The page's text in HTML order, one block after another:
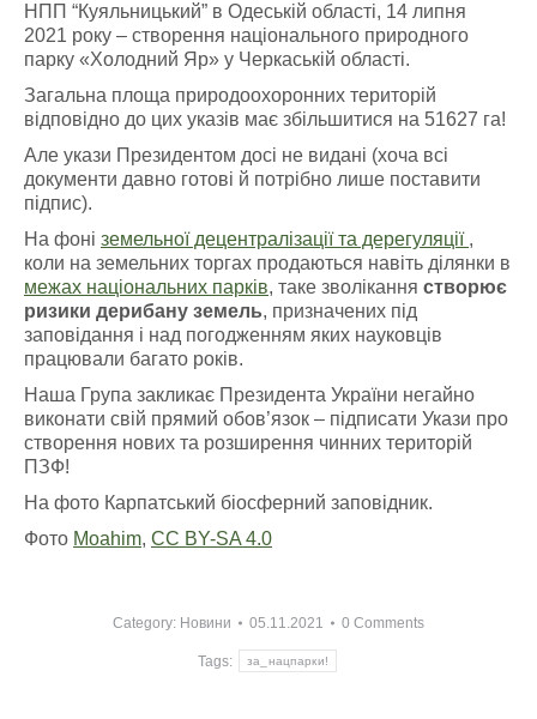
НПП “Куяльницький” в Одеській області, 14 липня
2021 року – створення національного природного
парку «Холодний Яр» у Черкаській області.
Загальна площа природоохоронних територій
відповідно до цих указів має збільшитися на 51627 га!
Але укази Президентом досі не видані (хоча всі
документи давно готові й потрібно лише поставити
підпис).
На фоні земельної децентралізації та дерегуляції ,
коли на земельних торгах продаються навіть ділянки в
межах національних парків, таке зволікання створює
ризики дерибану земель, призначених під
заповідання і над погодженням яких науковців
працювали багато років.
Наша Група закликає Президента України негайно
виконати свій прямий обов’язок – підписати Укази про
створення нових та розширення чинних територій
ПЗФ!
На фото Карпатський біосферний заповідник.
Фото Moahim, CC BY-SA 4.0
Category: Новини 05.11.2021 0 Comments
Tags: за_нацпарки!